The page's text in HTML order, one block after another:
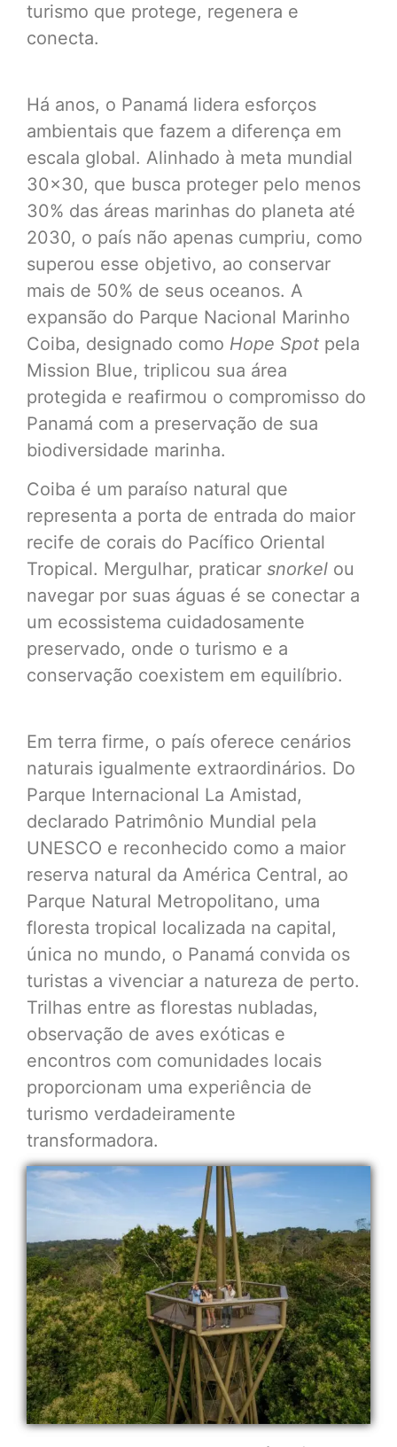
turismo que protege, regenera e
conecta.
Há anos, o Panamá lidera esforços
ambientais que fazem a diferença em
escala global. Alinhado à meta mundial
30×30, que busca proteger pelo menos
30% das áreas marinhas do planeta até
2030, o país não apenas cumpriu, como
superou esse objetivo, ao conservar
mais de 50% de seus oceanos. A
expansão do Parque Nacional Marinho
Coiba, designado como Hope Spot pela
Mission Blue, triplicou sua área
protegida e reafirmou o compromisso do
Panamá com a preservação de sua
biodiversidade marinha.
Coiba é um paraíso natural que
representa a porta de entrada do maior
recife de corais do Pacífico Oriental
Tropical. Mergulhar, praticar snorkel ou
navegar por suas águas é se conectar a
um ecossistema cuidadosamente
preservado, onde o turismo e a
conservação coexistem em equilíbrio.
Em terra firme, o país oferece cenários
naturais igualmente extraordinários. Do
Parque Internacional La Amistad,
declarado Patrimônio Mundial pela
UNESCO e reconhecido como a maior
reserva natural da América Central, ao
Parque Natural Metropolitano, uma
floresta tropical localizada na capital,
única no mundo, o Panamá convida os
turistas a vivenciar a natureza de perto.
Trilhas entre as florestas nubladas,
observação de aves exóticas e
encontros com comunidades locais
proporcionam uma experiência de
turismo verdadeiramente
transformadora.